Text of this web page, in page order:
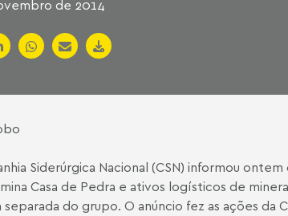
de 2014
Siderúrgica Nacional (CSN) informou
Casa de Pedra e ativos logísticos de
separada do grupo. O anúncio fez as ações da